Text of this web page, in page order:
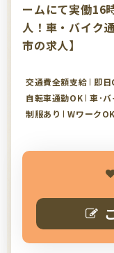
ームにて実働16
人！車・バイク
市の求人】
交通費全額支給 即日
自転車通勤OK
車･
制服あり
WワークOK